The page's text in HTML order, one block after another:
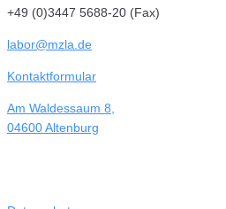
+49 (0)3447 5688-20 (Fax)
labor@mzla.de
Kontaktformular
Am Waldessaum 8,
04600 Altenburg